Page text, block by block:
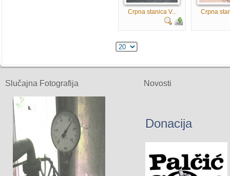
Crpna stanica V... Crpna
Slučajna Fotografija Novosti
Donacija